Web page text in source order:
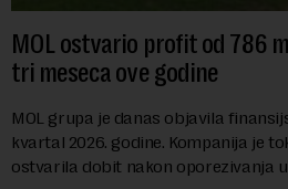
MOL ostvario profit od 786
tri meseca ove godine
MOL grupa je danas objavila
kvartal 2026. godine. Kompanija je
ostvarila dobit nakon oporezivanja